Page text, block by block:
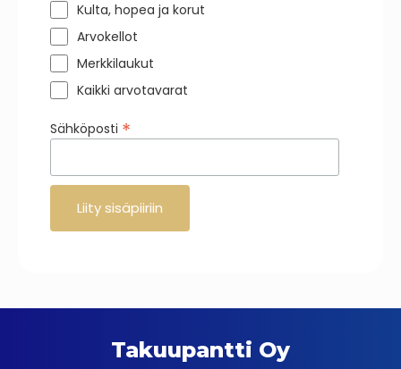
Kulta, hopea ja korut
Arvokellot
Merkkilaukut
Kaikki arvotavarat
Sähköposti *
Takuupantti Oy